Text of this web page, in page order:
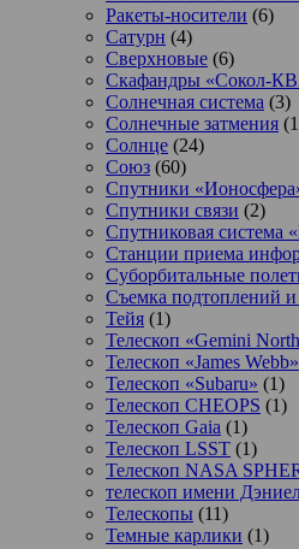
Ракеты-носители (6)
Сатурн (4)
Сверхновые (6)
Скафандры «Сокол-
Солнечная система (3)
Солнечные затмения
Солнце (24)
Союз (60)
Спутники
Спутники связи (2)
Спутниковая система
Станции приема
Суборбитальные
Съемка подтоплений
Тейя (1)
Телескоп «Gemini
Телескоп «James Webb»
Телескоп «Subaru» (1)
Телескоп CHEOPS (1)
Телескоп Gaia (1)
Телескоп LSST (1)
Телескоп NASA
телескоп имени
Телескопы (11)
Темные карлики (1)